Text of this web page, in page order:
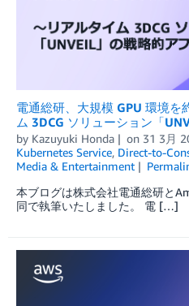
電通総研、大規模 GPU 環境を
ム 3DCG ソリューション「
by Kazuyuki Honda on 31 3月
Kubernetes Service, Direct-to-
Media & Entertainment
本ブログは株式会社電通総研と
同で執筆いたしました。 電 […]